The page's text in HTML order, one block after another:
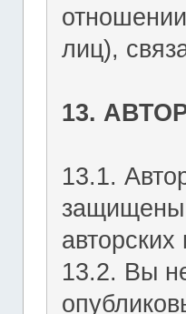
лиц),
13.
13.1.
защищены
13.2. Вы